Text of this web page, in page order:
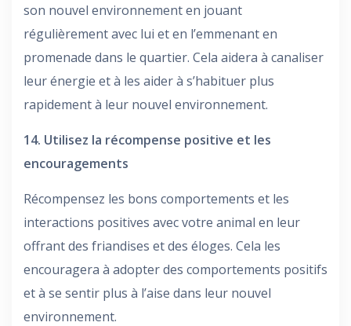
son nouvel environnement en jouant
régulièrement avec lui et en l’emmenant en
promenade dans le quartier. Cela aidera à canaliser
leur énergie et à les aider à s’habituer plus
rapidement à leur nouvel environnement.
14. Utilisez la récompense positive et les
encouragements
Récompensez les bons comportements et les
interactions positives avec votre animal en leur
offrant des friandises et des éloges. Cela les
encouragera à adopter des comportements positifs
et à se sentir plus à l’aise dans leur nouvel
environnement.